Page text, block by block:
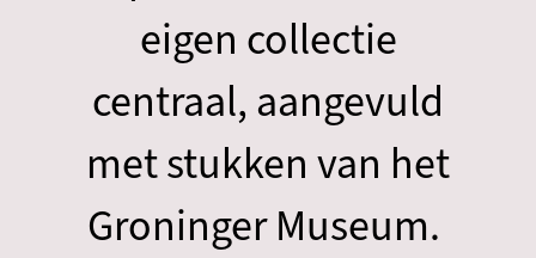
eigen collectie
centraal, aangevuld
met stukken van het
Groninger Museum.